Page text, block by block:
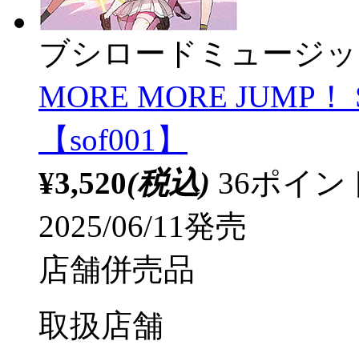
ブシロードミュージ
MORE MORE JUMP
【sof001】
¥3,520(税込) 36ポイ
2025/06/11発売
店舗併売品
取扱店舗